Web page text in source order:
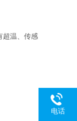
超温、传感
电话